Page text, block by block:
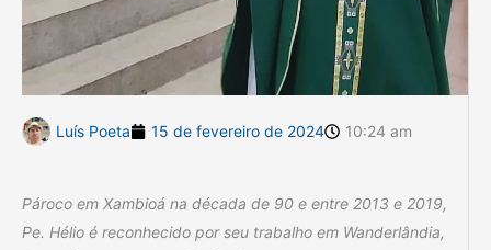
Luís Poeta 15 de fevereiro de 2024 10:24 am
Pároco em Xambioá na década de 90 e entre 2013 e 2019,
Pe. Hélio é reconhecido por seu trabalho em Wanderlândia,